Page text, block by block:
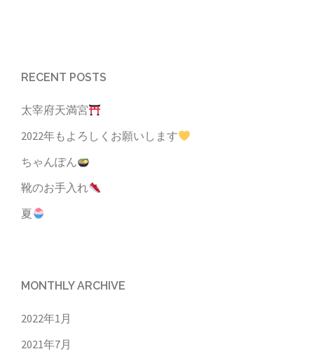
RECENT POSTS
太宰府天満宮
2022年もよろしくお願いします
ちゃんぽん
靴のお手入れ
夏
MONTHLY ARCHIVE
2022年1月
2021年7月